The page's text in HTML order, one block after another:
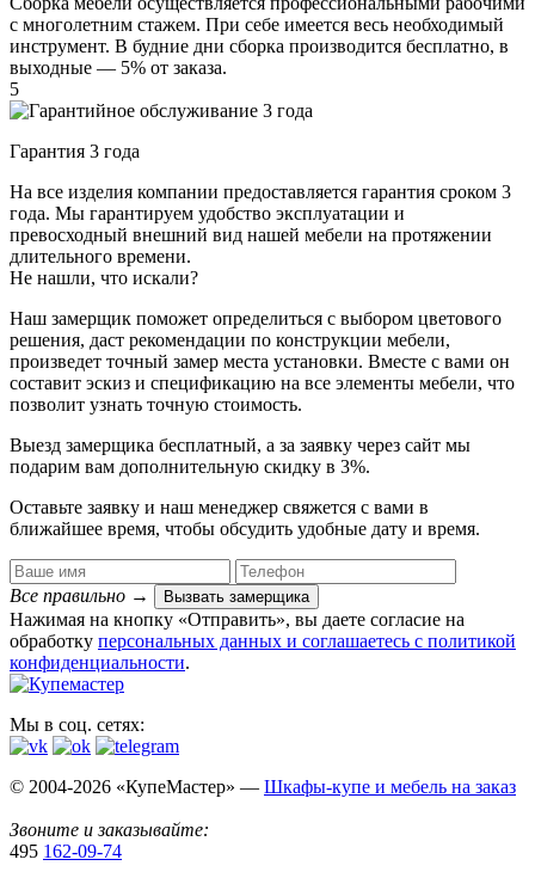
с многолетним стажем. При себе имеется весь необходимый
инструмент. В будние дни сборка производится бесплатно, в
выходные — 5% от заказа.
5
Гарантия 3 года
На все изделия компании предоставляется гарантия сроком 3
года. Мы гарантируем удобство эксплуатации и
превосходный внешний вид нашей мебели на протяжении
длительного времени.
Не нашли, что искали?
Наш замерщик поможет определиться с выбором цветового
решения, даст рекомендации по конструкции мебели,
произведет точный замер места установки. Вместе с вами он
составит эскиз и спецификацию на все элементы мебели, что
позволит узнать точную стоимость.
Выезд замерщика бесплатный, а за заявку через сайт мы
подарим вам дополнительную скидку в 3%.
Оставьте заявку и наш менеджер свяжется с вами в
ближайшее время, чтобы обсудить удобные дату и время.
Все правильно → Вызвать замерщика
Нажимая на кнопку «Отправить», вы даете согласие на
обработку персональных данных​ и соглашаетесь c политикой
конфиденциальности.
Мы в соц. сетях:
© 2004-2026 «КупеМастер» — Шкафы-купе и мебель на заказ
Звоните и заказывайте:
495 162-09-74